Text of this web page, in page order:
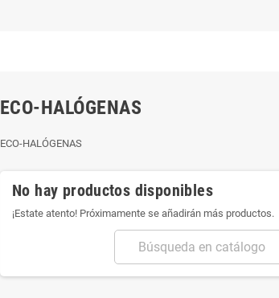
ECO-HALÓGENAS
ECO-HALÓGENAS
No hay productos disponibles
¡Estate atento! Próximamente se añadirán más productos.